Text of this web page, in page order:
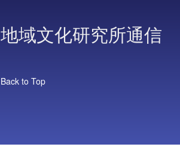
地域文化研究所通信
Back to Top